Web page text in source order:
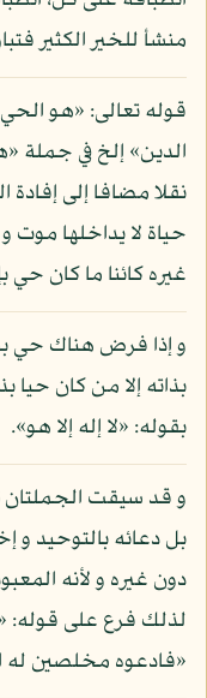
منشأ للخير الكثير
قوله تعالى: «هو
الدين» إلخ في جملة
نقلا مضافا إلى
حياة لا يداخلها موت
غيره كائنا ما كان حي
و إذا فرض هناك حي
بذاته إلا من كان
بقوله: «لا إله إلا هو».
و قد سيقت الجملتان
بل دعائه بالتوحيد و
دون غيره و لأنه
لذلك فرع على قوله:
«فادعوه مخلصين له